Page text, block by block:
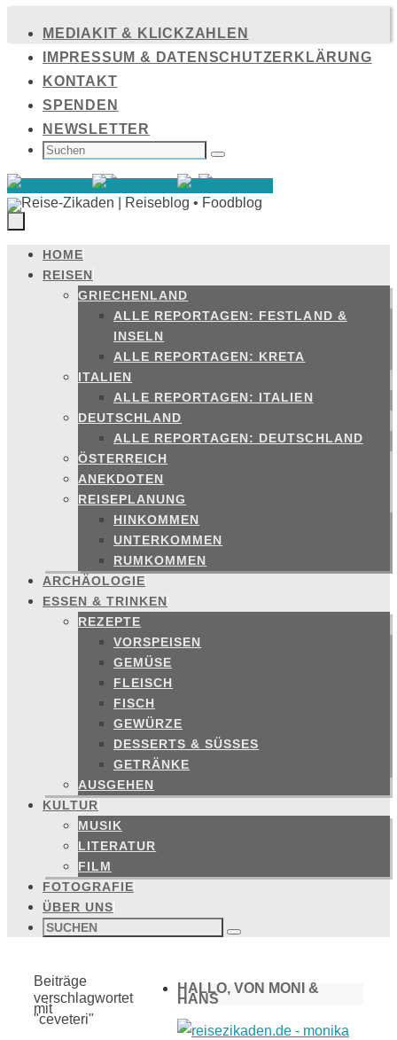
Inhalt
springen
MEDIAKIT & KLICKZAHLEN
IMPRESSUM & DATENSCHUTZERKLÄRUNG
KONTAKT
SPENDEN
NEWSLETTER
SUCHEN
NACH: Suchen
Zum
Inhalt
springen
HOME
REISEN
GRIECHENLAND
ALLE REPORTAGEN: FESTLAND &
INSELN
ALLE REPORTAGEN: KRETA
ITALIEN
ALLE REPORTAGEN: ITALIEN
DEUTSCHLAND
ALLE REPORTAGEN: DEUTSCHLAND
ÖSTERREICH
ANEKDOTEN
REISEPLANUNG
HINKOMMEN
UNTERKOMMEN
RUMKOMMEN
ARCHÄOLOGIE
ESSEN & TRINKEN
REZEPTE
VORSPEISEN
GEMÜSE
FLEISCH
FISCH
GEWÜRZE
DESSERTS & SÜSSES
GETRÄNKE
AUSGEHEN
KULTUR
MUSIK
LITERATUR
FILM
FOTOGRAFIE
ÜBER UNS
Suchen
nach: Suchen
Start
Beiträge
verschlagwortet
mit
"ceveteri"
HALLO, VON MONI &
HANS